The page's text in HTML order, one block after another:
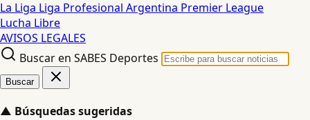
La Liga Liga Profesional Argentina Premier League
Lucha Libre
AVISOS LEGALES
Buscar en SABES Deportes
Buscar
▲ Búsquedas sugeridas